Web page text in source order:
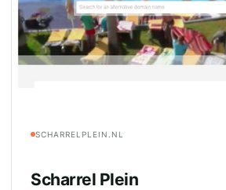
SCHARRELPLEIN.NL
Scharrel Plein